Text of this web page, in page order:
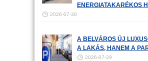
ENERGIATAKARÉKOS
2026-07-30
A BELVÁROS ÚJ
A LAKÁS, HANEM A
2026-07-29